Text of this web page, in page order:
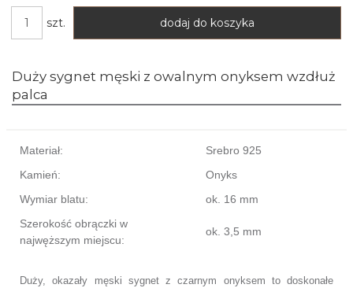
szt. dodaj do koszyka
Duży sygnet męski z owalnym onyksem wzdłuż
palca
Materiał:
Srebro 925
Kamień:
Onyks
Wymiar blatu:
ok. 16 mm
Szerokość obrączki w
najwęższym miejscu:
ok. 3,5 mm
Duży, okazały męski sygnet z czarnym onyksem to doskonałe